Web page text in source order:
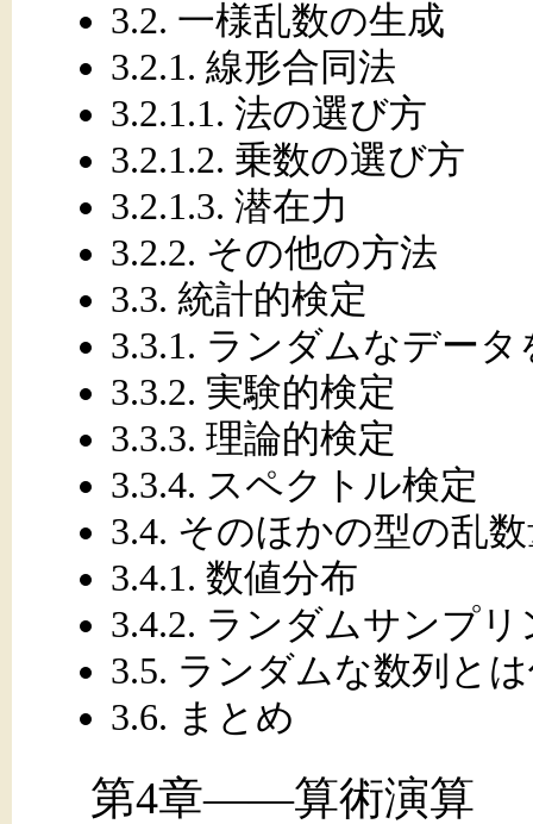
3.2. 一様乱数の生成
3.2.1. 線形合同法
3.2.1.1. 法の選び方
3.2.1.2. 乗数の選び方
3.2.1.3. 潜在力
3.2.2. その他の方法
3.3. 統計的検定
3.3.1. ランダムなデー
3.3.2. 実験的検定
3.3.3. 理論的検定
3.3.4. スペクトル検定
3.4. そのほかの型の乱
3.4.1. 数値分布
3.4.2. ランダムサンプ
3.5. ランダムな数列と
3.6. まとめ
第4章——算術演算